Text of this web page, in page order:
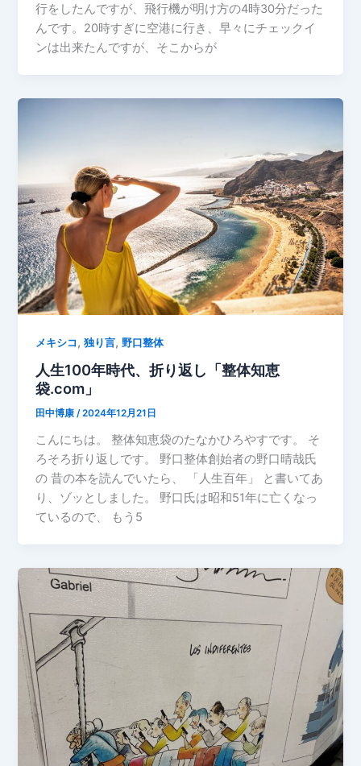
行をしたんですが、飛行機が明け方の4時30分だった
んです。20時すぎに空港に行き、早々にチェックイ
ンは出来たんですが、そこからが
メキシコ ,独り言, 野口整体
人生100年時代、折り返し「整体知恵
袋.com」
田中博康/2024年12月21日
こんにちは。 整体知恵袋のたなかひろやすです。 そ
ろそろ折り返しです。 野口整体創始者の野口晴哉氏
の 昔の本を読んでいたら、 「人生百年」 と書いてあ
り、ゾッとしました。 野口氏は昭和51年に亡くなっ
ているので、 もう5